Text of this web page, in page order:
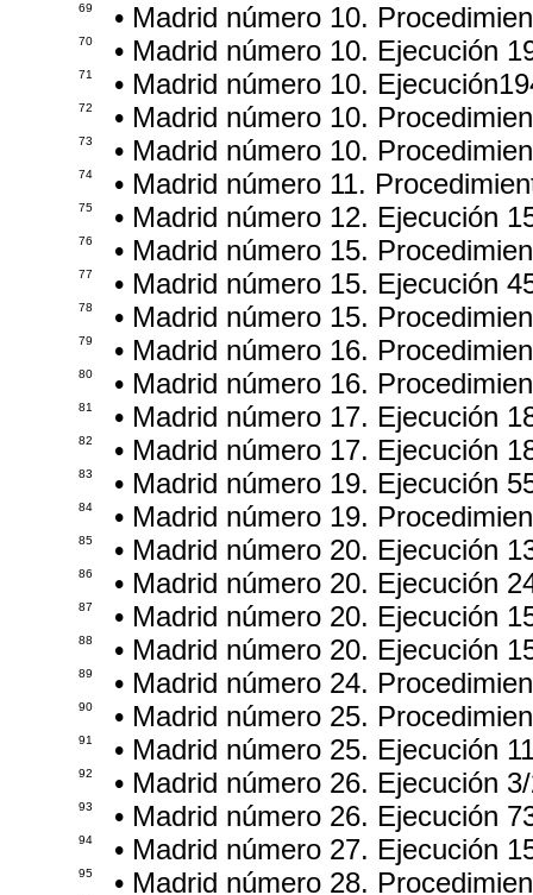
69 • Madrid número 10.
70 • Madrid número 10. Ejecución
71 • Madrid número 10.
72 • Madrid número 10.
73 • Madrid número 10.
74 • Madrid número 11.
75 • Madrid número 12. Ejecución
76 • Madrid número 15.
77 • Madrid número 15. Ejecución
78 • Madrid número 15.
79 • Madrid número 16.
80 • Madrid número 16.
81 • Madrid número 17. Ejecución
82 • Madrid número 17. Ejecución
83 • Madrid número 19. Ejecución
84 • Madrid número 19.
85 • Madrid número 20. Ejecución
86 • Madrid número 20. Ejecución
87 • Madrid número 20. Ejecución
88 • Madrid número 20. Ejecución
89 • Madrid número 24.
90 • Madrid número 25.
91 • Madrid número 25. Ejecución
92 • Madrid número 26. Ejecución
93 • Madrid número 26. Ejecución
94 • Madrid número 27. Ejecución
95 • Madrid número 28.